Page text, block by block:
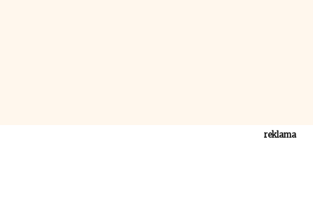
reklama